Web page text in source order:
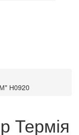
Н0920
Термія